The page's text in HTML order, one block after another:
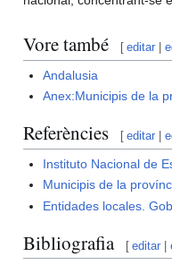
Vore també [ editar |
Andalusia
Anex:Municipis de la
Referències [ editar |
Instituto Nacional de
Municipis de la
Entidades locales.
Bibliografia [ editar |